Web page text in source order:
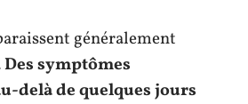
généralement
Des symptômes
delà de quelques jours